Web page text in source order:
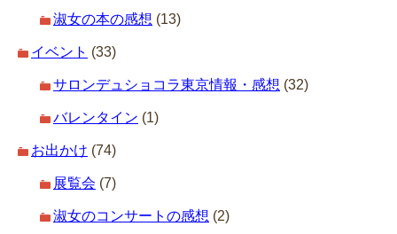
淑女の本の感想 (13)
イベント (33)
サロンデュショコラ東京情報・感想 (32)
バレンタイン (1)
お出かけ (74)
展覧会 (7)
淑女のコンサートの感想 (2)